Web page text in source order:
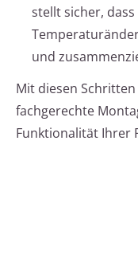
stellt sicher, dass
und
Mit diesen
fachgerechte
Funktionalität Ihrer